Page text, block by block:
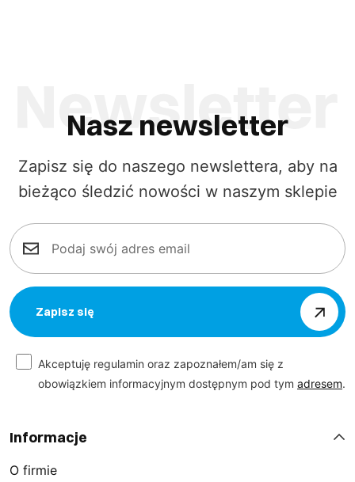
Nasz newsletter
Zapisz się do naszego newslettera, aby na
bieżąco śledzić nowości w naszym sklepie
Zapisz się
Akceptuję regulamin oraz zapoznałem/am się z
obowiązkiem informacyjnym dostępnym pod tym adresem.
Informacje
O firmie